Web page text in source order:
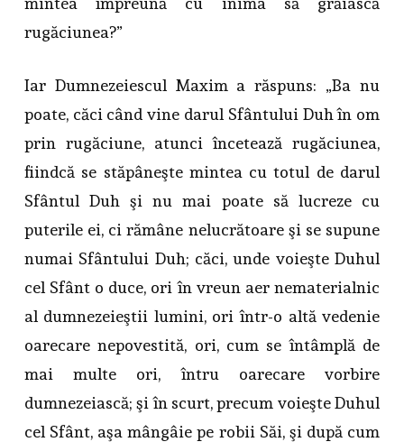
rugăciunea?”
Iar Dumnezeiescul Maxim a răspuns: „Ba nu
poate, căci când vine darul Sfântului Duh în om
prin rugăciune, atunci încetează rugăciunea,
fiindcă se stăpâneşte mintea cu totul de darul
Sfântul Duh şi nu mai poate să lucreze cu
puterile ei, ci rămâne nelucrătoare şi se supune
numai Sfântului Duh; căci, unde voieşte Duhul
cel Sfânt o duce, ori în vreun aer nematerialnic
al dumnezeieştii lumini, ori într-o altă vedenie
oarecare nepovestită, ori, cum se întâmplă de
mai multe ori, întru oarecare vorbire
dumnezeiască; şi în scurt, precum voieşte Duhul
cel Sfânt, aşa mângâie pe robii Săi, şi după cum